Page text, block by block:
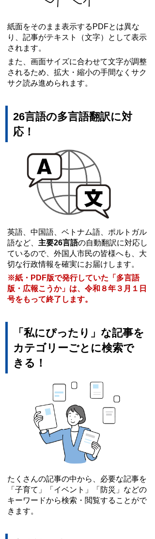
紙面をそのまま表示するPDFとは異な
り、記事がテキスト（文字）として表示
されます。
また、画面サイズに合わせて文字が調整
されるため、拡大・縮小の手間なくサク
サク読み進められます。
26言語の多言語翻訳に対
応！
英語、中国語、ベトナム語、ポルトガル
語など、 主要26言語の自動翻訳に対応し
ているので、外国人市民の皆様へも、大
切な行政情報を確実にお届けします。
※紙・PDF版で発行していた「多言語
版・広報こうか」は、令和８年３月１日
号をもって終了します。
「私にぴったり」な記事を
カテゴリーごとに検索で
きる！
たくさんの記事の中から、必要な記事を
「子育て」「イベント」「防災」などの
キーワードから検索・閲覧することがで
きます。